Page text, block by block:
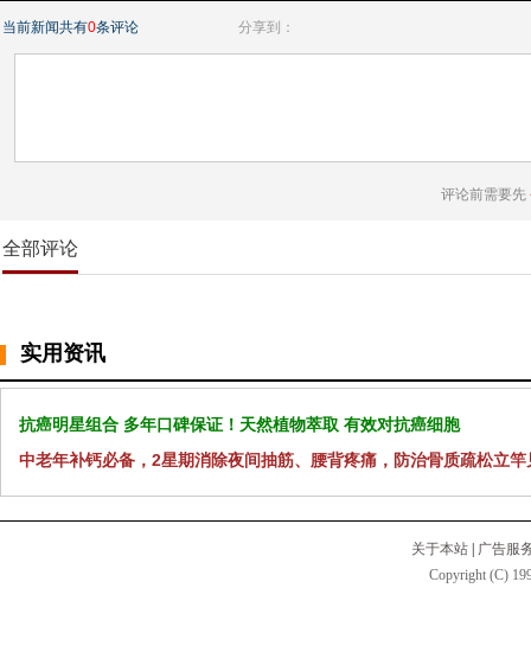
当前新闻共有0条评论 分享到：
评论前需要先
全部评论
实用资讯
抗癌明星组合 多年口碑保证！天然植物萃取 有效对抗癌细胞
中老年补钙必备，2星期消除夜间抽筋、腰背疼痛，防治骨质疏松立竿
关于本站
广告服
Copyright (C)